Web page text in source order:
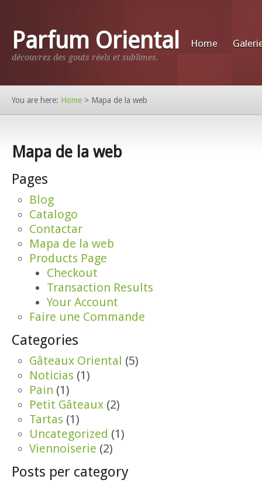
Parfum Oriental
découvrez des gouts réels et sublimes.
Home
You are here: Home > Mapa de la web
Mapa de la web
Pages
Blog
Catalogo
Contactar
Mapa de la web
Products Page
Checkout
Transaction Results
Your Account
Faire une Commande
Categories
Gâteaux Oriental (5)
Noticias (1)
Pain (1)
Petit Gâteaux (2)
Tartas (1)
Uncategorized (1)
Viennoiserie (2)
Posts per category